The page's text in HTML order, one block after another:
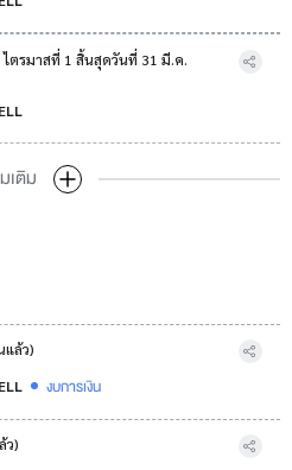
ตรมาสที่ 1 สิ้นสุดวันที่ 31 มี.ค.
เติม
แล้ว)
งบการเงิน
ว)